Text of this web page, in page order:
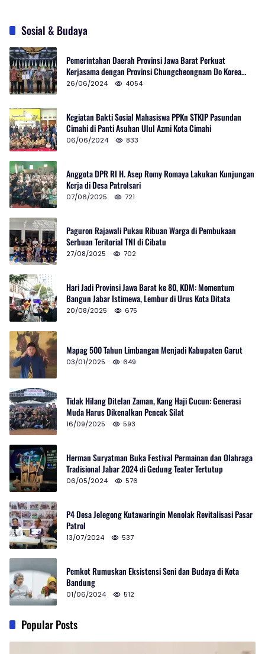
Sosial & Budaya
Pemerintahan Daerah Provinsi Jawa Barat Perkuat
Kerjasama dengan Provinsi Chungcheongnam Do Korea
Selatan
26/06/2024 4054
Kegiatan Bakti Sosial Mahasiswa PPKn STKIP Pasundan
Cimahi di Panti Asuhan Ulul Azmi Kota Cimahi
06/06/2024 833
Anggota DPR RI H. Asep Romy Romaya Lakukan Kunjungan
Kerja di Desa Patrolsari
07/06/2025 721
Paguron Rajawali Pukau Ribuan Warga di Pembukaan
Serbuan Teritorial TNI di Cibatu
27/08/2025 702
Hari Jadi Provinsi Jawa Barat ke 80, KDM: Momentum
Bangun Jabar Istimewa, Lembur di Urus Kota Ditata
20/08/2025 675
Mapag 500 Tahun Limbangan Menjadi Kabupaten Garut
03/01/2025 649
Tidak Hilang Ditelan Zaman, Kang Haji Cucun: Generasi
Muda Harus Dikenalkan Pencak Silat
16/09/2025 593
Herman Suryatman Buka Festival Permainan dan Olahraga
Tradisional Jabar 2024 di Gedung Teater Tertutup
06/05/2024 576
P4 Desa Jelegong Kutawaringin Menolak Revitalisasi Pasar
Patrol
13/07/2024 537
Pemkot Rumuskan Eksistensi Seni dan Budaya di Kota
Bandung
01/06/2024 512
Popular Posts